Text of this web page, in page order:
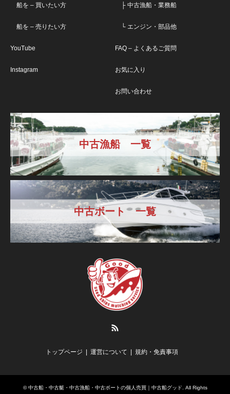
船を – 買いたい方
船を – 売りたい方
YouTube
Instagram
├ 中古漁船・業務船
└ エンジン・部品他
FAQ – よくあるご質問
お気に入り
お問い合わせ
中古漁船 一覧
中古ボート 一覧
トップページ 運営について 規約・免責事項
©中古船・中古艇・中古漁船・中古ボートの個人売買｜中古船グッド . All Rights